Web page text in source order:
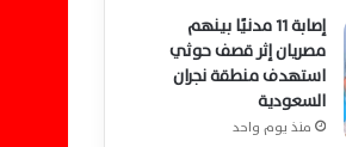
إصابة 11 مدنيًا بينهم
مصريان إثر قصف حوثي
استهدف منطقة نجران
السعودية
منذ يوم واحد